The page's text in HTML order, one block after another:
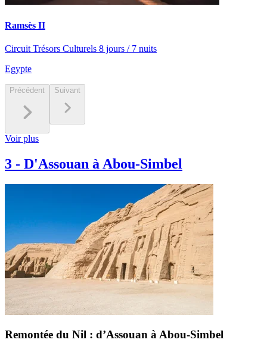
Ramsès II
Circuit Trésors Culturels 8 jours / 7 nuits
Egypte
Précédent Suivant
Voir plus
3 - D'Assouan à Abou-Simbel
Remontée du Nil : d’Assouan à Abou-Simbel